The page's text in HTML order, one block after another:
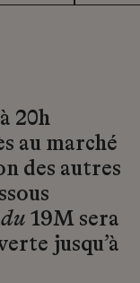
20h
au marché
des autres
du 19M sera
jusqu’à